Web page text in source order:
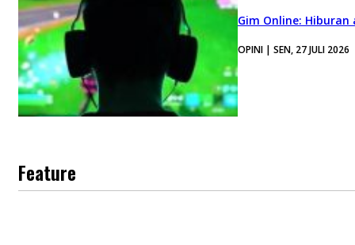
Gim Online:
OPINI | SEN, 27 JULI 2026
Feature